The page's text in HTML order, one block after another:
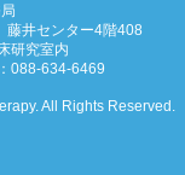
井センター4階408
研究室内
088-634-6469
All Rights Reserved.